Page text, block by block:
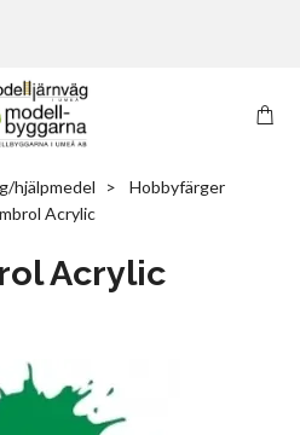
hjälpmedel
Hobbyfärger
Acrylic
Acrylic